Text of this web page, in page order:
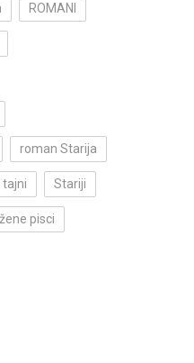
ROMANI
roman Starija
tajni Stariji
žene pisci